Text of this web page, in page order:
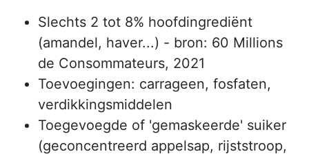
Slechts 2 tot 8% hoofdingrediënt
(amandel, haver...) - bron: 60 Millions
de Consommateurs, 2021
Toevoegingen: carrageen, fosfaten,
verdikkingsmiddelen
Toegevoegde of 'gemaskeerde' suiker
(geconcentreerd appelsap, rijststroop,